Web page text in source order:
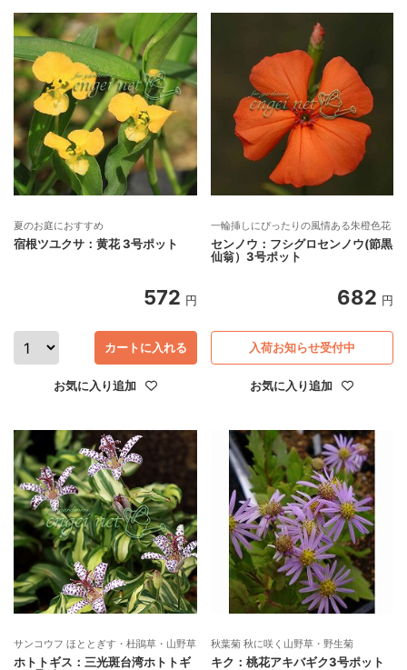
夏のお庭におすすめ
宿根ツユクサ：黄花 3号ポット
572 円
カートに入れる
お気に入り追加
一輪挿しにぴったりの風情ある朱橙色花
センノウ：フシグロセンノウ(節黒
仙翁）3号ポット
682 円
お気に入り追加
入荷お知らせ受付中
サンコウフ ほととぎす・杜鵑草・山野草
ホトトギス：三光斑台湾ホトトギ
秋葉菊 秋に咲く山野草・野生菊
キク：桃花アキバギク3号ポット